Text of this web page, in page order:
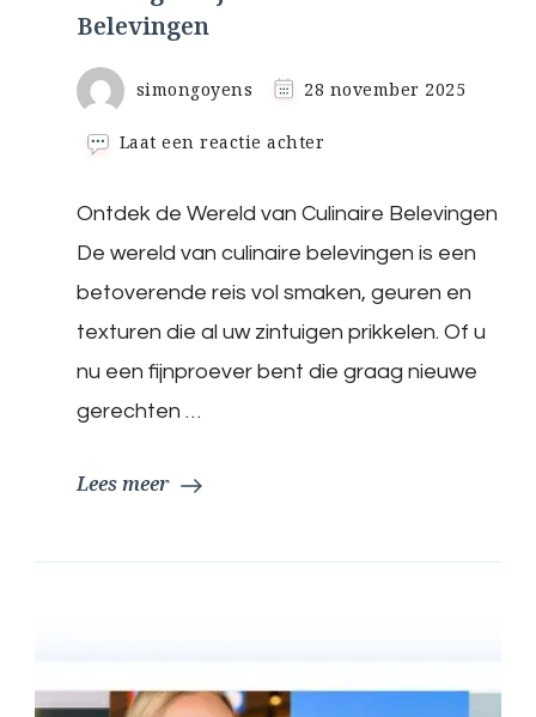
Belevingen
simongoyens 28 november 2025
Laat een reactie achter
Zintuigen
met
Onvergetelijke
Culinaire
Ontdek de Wereld van Culinaire Belevingen
De wereld van culinaire belevingen is een
betoverende reis vol smaken, geuren en
texturen die al uw zintuigen prikkelen. Of u
nu een fijnproever bent die graag nieuwe
gerechten …
Lees meer